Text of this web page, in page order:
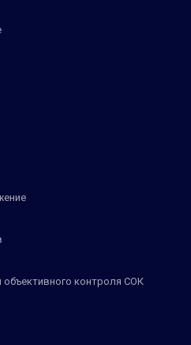
объективного контроля СОК